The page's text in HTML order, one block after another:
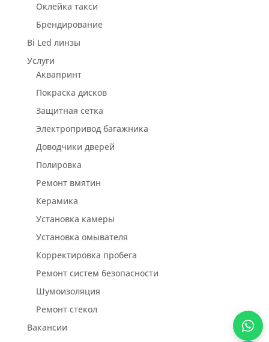
Оклейка такси
Брендирование
Bi Led линзы
Услуги
Аквапринт
Покраска дисков
Защитная сетка
Электропривод багажника
Доводчики дверей
Полировка
Ремонт вмятин
Керамика
Установка камеры
Установка омывателя
Корректировка пробега
Ремонт систем безопасности
Шумоизоляция
Ремонт стекол
Вакансии